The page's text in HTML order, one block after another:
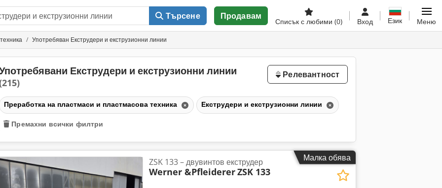
Търсене Продавам
Списък с любими (0) Вход Език Меню
Употребяван Екструдери и екструзионни линии
Екструдери и екструзионни линии Релевантност
Преработка на пластмаси и пластмасова техника Екструдери и екструзионни линии
Премахни всички филтри
Малка обява
ZSK 133 – двувинтов екструдер
Werner &PfleidererZSK 133